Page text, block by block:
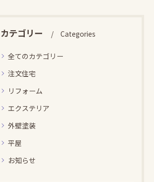
カテゴリー Categories
全てのカテゴリー
注文住宅
リフォーム
エクステリア
外壁塗装
平屋
お知らせ